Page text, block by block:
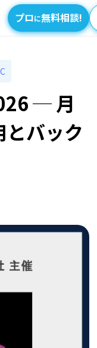
プロに無料相談!
─ 月
バック